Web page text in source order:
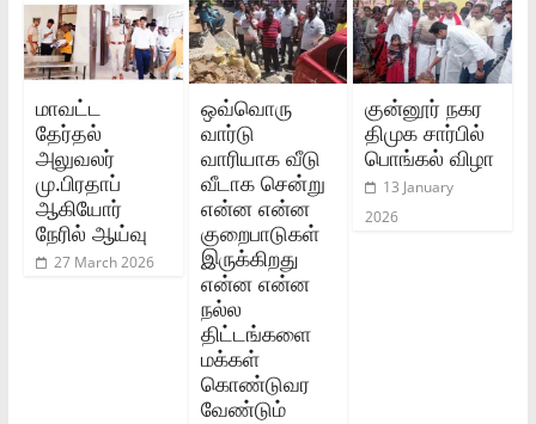
மாவட்ட
தேர்தல்
அலுவலர்
மு.பிரதாப்
ஆகியோர்
நேரில் ஆய்வு
27 March 2026
ஒவ்வொரு
வார்டு
வாரியாக வீடு
வீடாக சென்று
என்ன என்ன
குறைபாடுகள்
இருக்கிறது
என்ன என்ன
நல்ல
திட்டங்களை
மக்கள்
கொண்டுவர
வேண்டும்
குன்னூர் நகர
திமுக சார்பில்
பொங்கல் விழா
13 January
2026